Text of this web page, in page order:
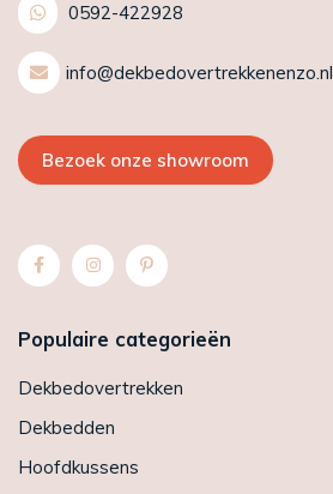
0592-422928
info@dekbedovertrekkenenzo.nl
Bezoek onze showroom
Populaire categorieën
Dekbedovertrekken
Dekbedden
Hoofdkussens